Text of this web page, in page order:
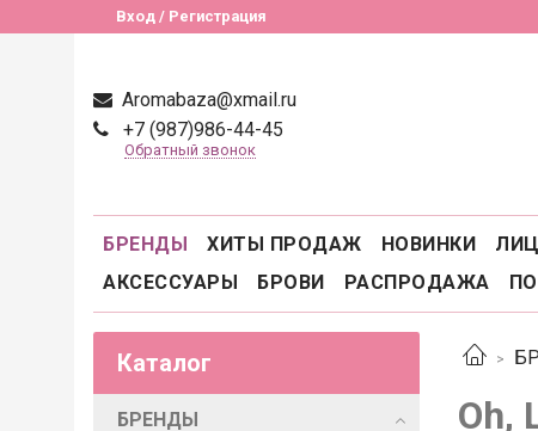
Вход / Регистрация
Aromabaza@xmail.ru
+7 (987)986-44-45
Обратный звонок
БРЕНДЫ ХИТЫ ПРОДАЖ НОВИНКИ
АКСЕССУАРЫ
БРОВИ РАСПРОДАЖА
Oh,
Каталог
БРЕНДЫ